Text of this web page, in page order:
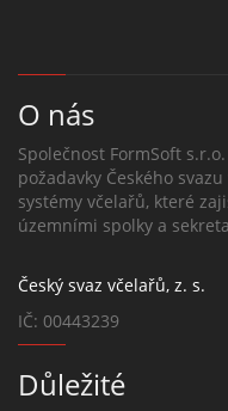
O nás
Společnost FormSoft
požadavky Českého
systémy včelařů, které
územními spolky a
Český svaz včelařů, z. s.
IČ: 00443239
Důležité